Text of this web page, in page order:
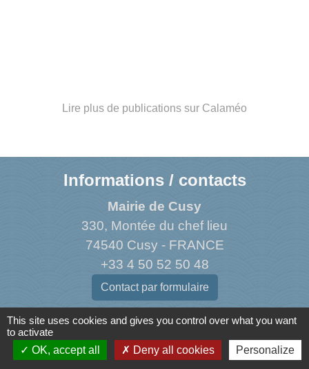
Lire plus de publications sur Calaméo
Informations / contacts
Mairie de Cusy
330, Montée du chef lieu
74540 Cusy - FRANCE
+33 4 50 52 50 48
Contact par formulaire
This site uses cookies and gives you control over what you want
to activate
OK, accept all
Deny all cookies Personalize